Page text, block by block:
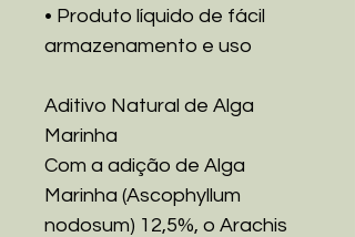
• Produto líquido de fácil
armazenamento e uso
Aditivo Natural de Alga
Marinha
Com a adição de Alga
Marinha (Ascophyllum
nodosum) 12,5%, o Arachis